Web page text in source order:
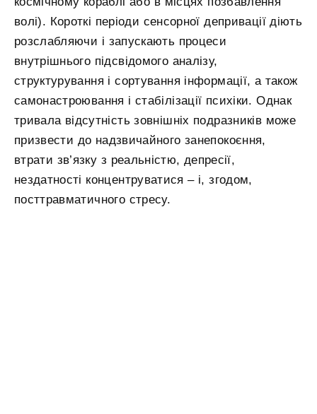
волі). Короткі періоди сенсорної депривації діють
розслабляючи і запускають процеси
внутрішнього підсвідомого аналізу,
структурування і сортування інформації, а також
самонастроювання і стабілізації психіки. Однак
тривала відсутність зовнішніх подразників може
призвести до надзвичайного занепокоєння,
втрати зв’язку з реальністю, депресії,
нездатності концентруватися – і, згодом,
посттравматичного стресу.